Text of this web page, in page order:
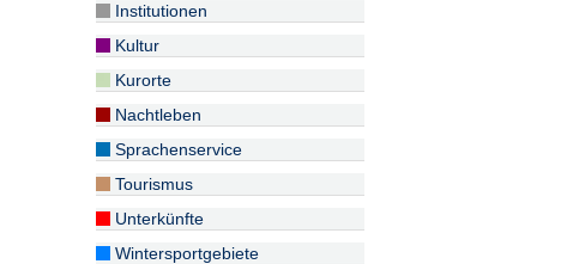
Institutionen
Kultur
Kurorte
Nachtleben
Sprachenservice
Tourismus
Unterkünfte
Wintersportgebiete